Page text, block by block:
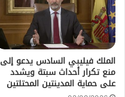
الملك فيليبي السادس يدعو إلى
منع تكرار أحداث سبتة ويشدد
على حماية المدينتين المحتلتين